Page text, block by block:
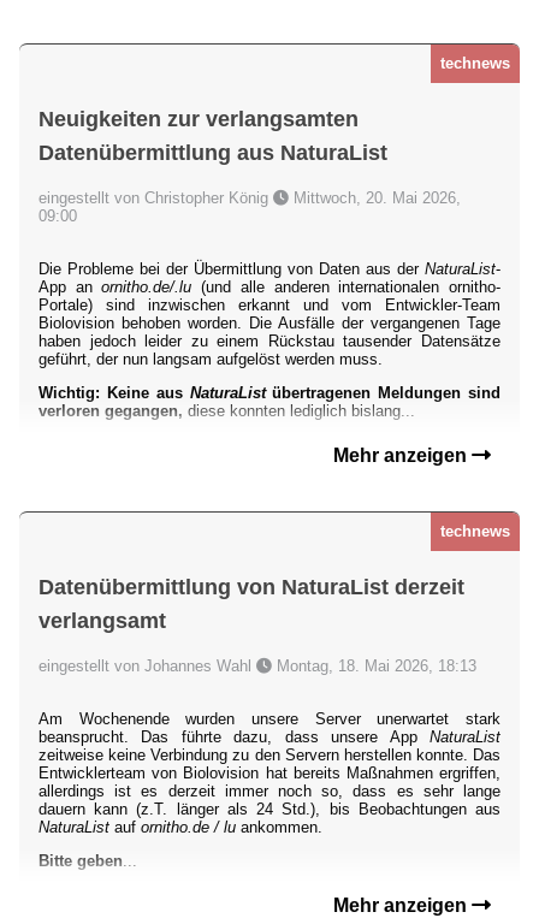
technews
Neuigkeiten zur verlangsamten
Datenübermittlung aus NaturaList
eingestellt von Christopher König
Mittwoch, 20. Mai 2026,
09:00
Die Probleme bei der Übermittlung von Daten aus der NaturaList-
App anornitho.de/.lu (und alle anderen internationalen ornitho-
Portale) sind inzwischen erkannt und vom Entwickler-Team
Biolovision behoben worden. Die Ausfälle der vergangenen Tage
haben jedoch leider zu einem Rückstau tausender Datensätze
geführt, der nun langsam aufgelöst werden muss.
Wichtig: Keine aus NaturaListübertragenen Meldungen sind
verloren gegangen, diese konnten lediglich bislang...
Mehr anzeigen
technews
Datenübermittlung von NaturaList derzeit
verlangsamt
eingestellt von Johannes Wahl Montag, 18. Mai 2026, 18:13
Am Wochenende wurden unsere Server unerwartet stark
beansprucht. Das führte dazu, dass unsere App NaturaList
zeitweise keine Verbindung zu den Servern herstellen konnte. Das
Entwicklerteam von Biolovision hat bereits Maßnahmen ergriffen,
allerdings ist es derzeit immer noch so, dass es sehr lange
dauern kann (z.T. länger als 24 Std.), bis Beobachtungen aus
NaturaList auf ornitho.de / lu ankommen.
Bitte geben
Mehr anzeigen